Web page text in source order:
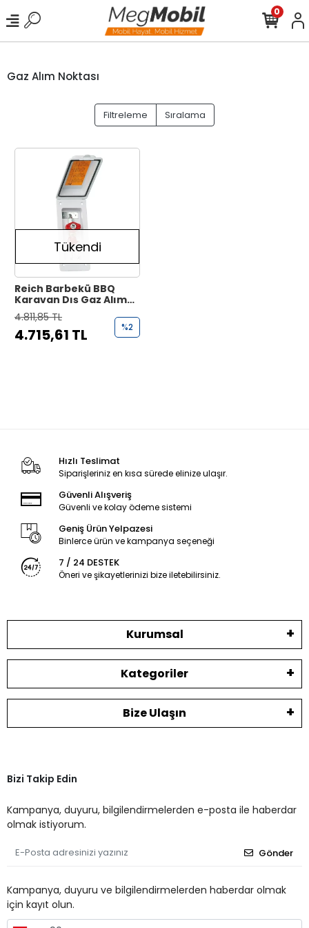
0
Gaz Alım Noktası
Filtreleme Sıralama
Tükendi
Reich Barbekü BBQ
Karavan Dış Gaz Alım
Noktası Beyaz
4.811,85 TL
4.715,61 TL %2
Hızlı Teslimat
Siparişleriniz en kısa sürede elinize ulaşır.
Güvenli Alışveriş
Güvenli ve kolay ödeme sistemi
Geniş Ürün Yelpazesi
Binlerce ürün ve kampanya seçeneği
7 / 24 DESTEK
Öneri ve şikayetlerinizi bize iletebilirsiniz.
Kurumsal
Kategoriler
Bize Ulaşın
Bizi Takip Edin
Kampanya, duyuru, bilgilendirmelerden e-posta ile haberdar
olmak istiyorum.
Gönder
Kampanya, duyuru ve bilgilendirmelerden haberdar olmak
için kayıt olun.